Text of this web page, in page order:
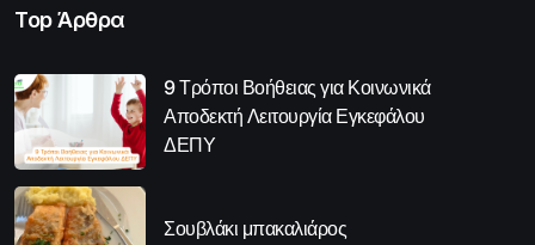
Top Άρθρα
9 Τρόποι Βοήθειας για Κοινωνικά
Αποδεκτή Λειτουργία Εγκεφάλου
ΔΕΠΥ
Σουβλάκι μπακαλιάρος